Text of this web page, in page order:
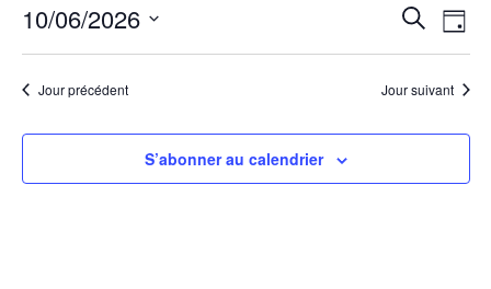
et
vues
Recherche
de
Jour
10/06/2026
date.
Jour précédent Jour suivant
S’abonner au calendrier